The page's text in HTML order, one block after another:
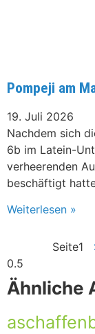
Pompeji am
19. Juli 2026
Nachdem sich
6b im Latein-
verheerenden
beschäftigt
Weiterlesen »
Seite1
Ähnliche